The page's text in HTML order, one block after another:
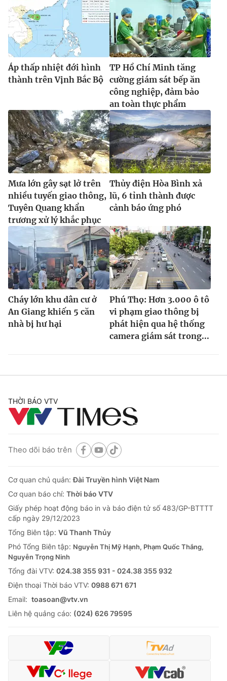
Ðiện thoại Thời báo VTV:024.66 897 897
Email:toasoan@vtv.vn
Liên hệ quảng cáo:024-7300.7108
thuận bằng văn bản. Ghi rõ nguồn VTV.vn khi phát hành lại
thông tin từ website này.
Áp thấp nhiệt đới hình
thành trên Vịnh Bắc Bộ
TP Hồ Chí Minh tăng
cường giám sát bếp ăn
công nghiệp, đảm bảo
an toàn thực phẩm
Mưa lớn gây sạt lở trên
nhiều tuyến giao thông,
Tuyên Quang khẩn
trương xử lý khắc phục
Thủy điện Hòa Bình xả
lũ, 6 tỉnh thành được
cảnh báo ứng phó
Cháy lớn khu dân cư ở
An Giang khiến 5 căn
nhà bị hư hại
Phú Thọ: Hơn 3.000 ô tô
vi phạm giao thông bị
phát hiện qua hệ thống
camera giám sát trong...
THỜI BÁO VTV
Theo dõi báo trên
Cơ quan chủ quản:Đài Truyền hình Việt Nam
Cơ quan báo chí: Thời báo VTV
Giấy phép hoạt động báo in và báo điện tử số 483/GP-BTTTT
cấp ngày 29/12/2023
Tổng Biên tập: Vũ Thanh Thủy
Phó Tổng Biên tập: Nguyễn Thị Mỹ Hạnh, Phạm Quốc Thắng,
Nguyễn Trọng Ninh
Tổng đài VTV: 024.38 355 931 - 024.38 355 932
Ðiện thoại Thời báo VTV: 0988 671 671
Email: toasoan@vtv.vn
Liên hệ quảng cáo: (024) 626 79595